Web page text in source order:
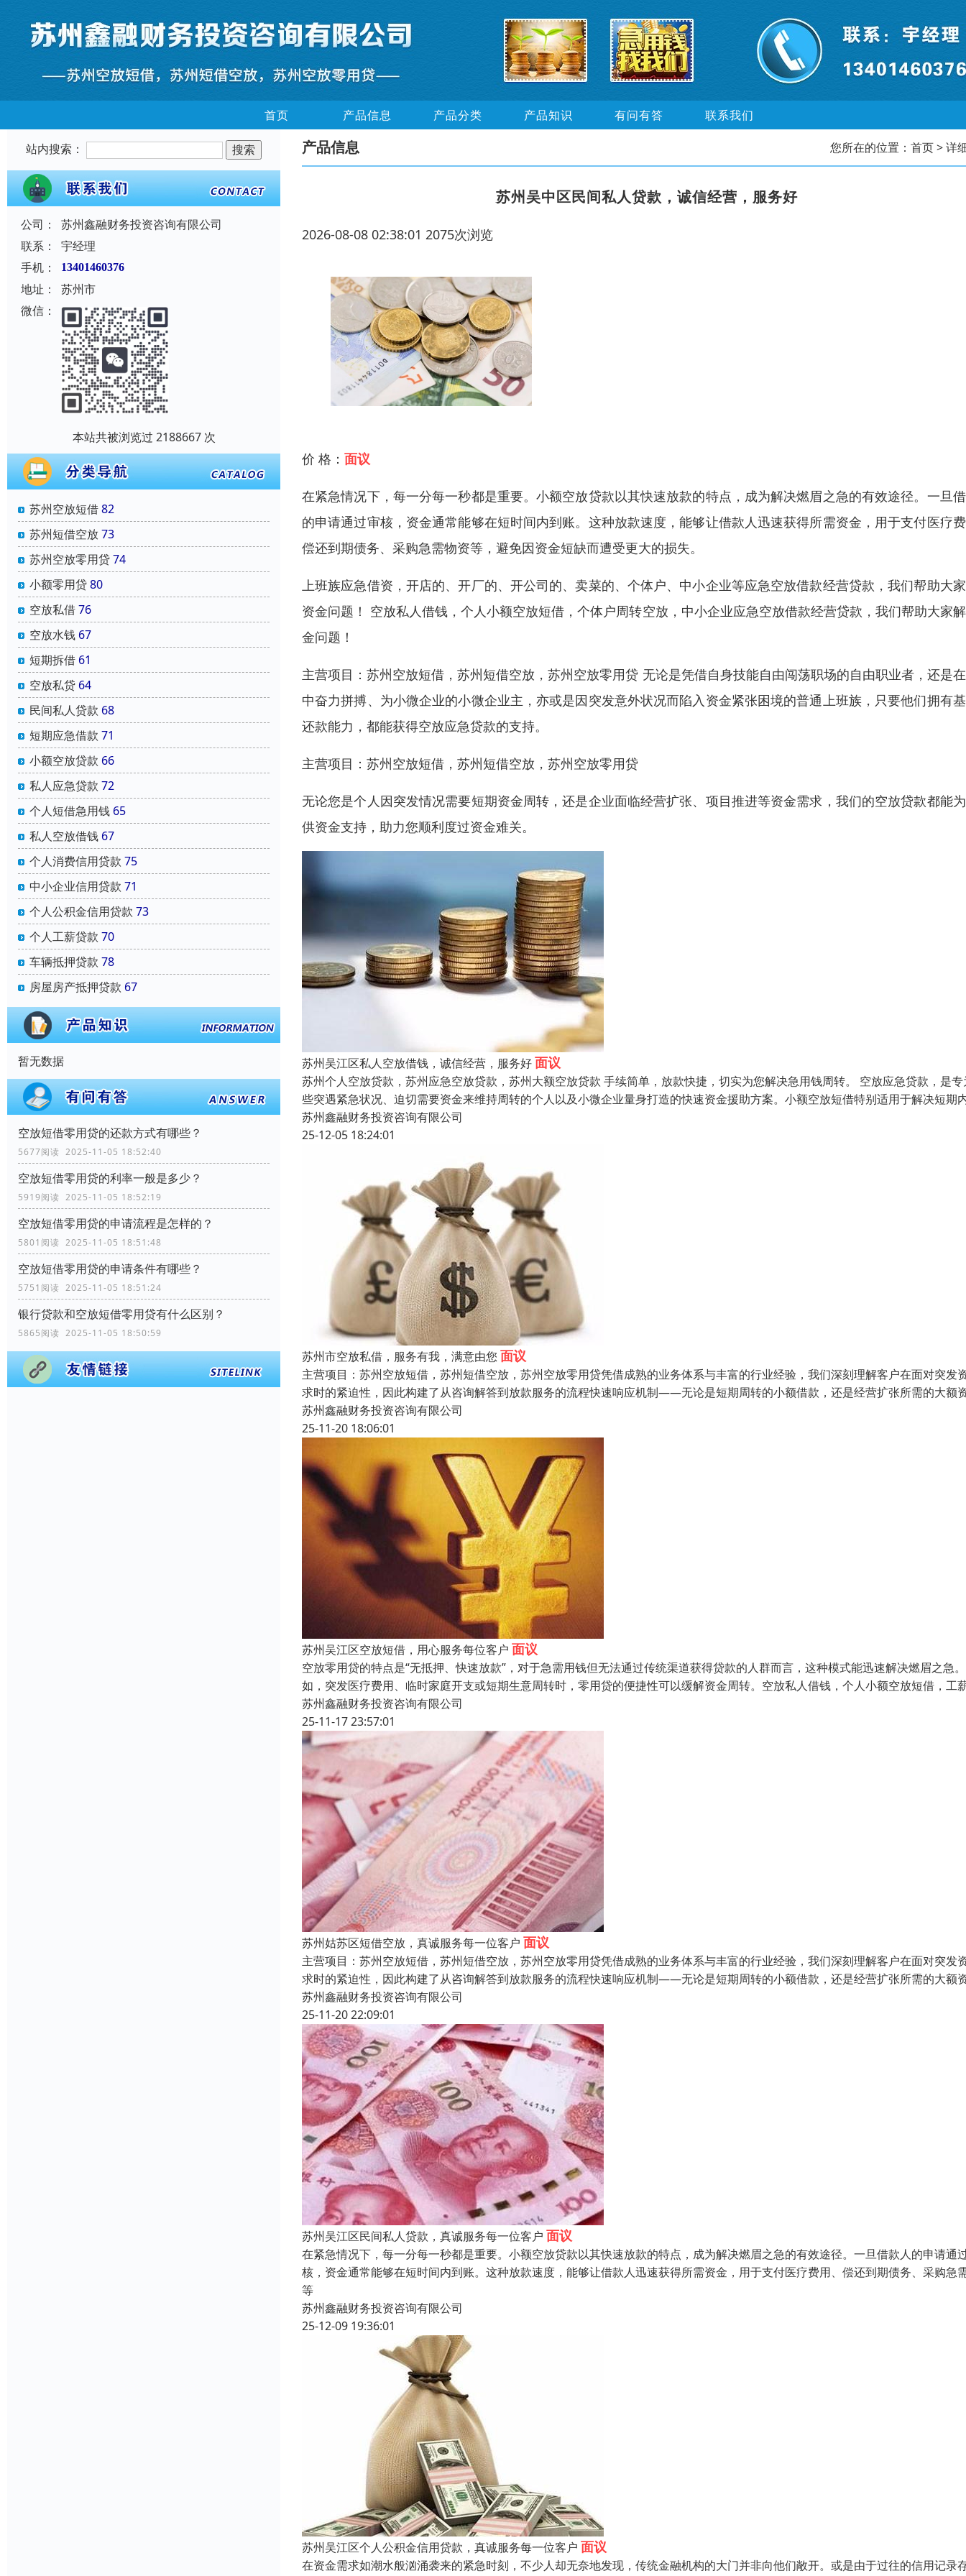
首页 产品信息 产品分类 产品知识 有问有答 联系我们
站内搜索：
公司：
苏州鑫融财务投资咨询有限公司
联系：
宇经理
手机：
13401460376
地址：
苏州市
微信：
本站共被浏览过 2188667 次
苏州空放短借82
苏州短借空放73
苏州空放零用贷74
小额零用贷80
空放私借76
空放水钱 67
短期拆借 61
空放私贷 64
民间私人贷款 68
短期应急借款 71
小额空放贷款 66
私人应急贷款 72
个人短借急用钱 65
私人空放借钱 67
个人消费信用贷款 75
中小企业信用贷款 71
个人公积金信用贷款 73
个人工薪贷款 70
车辆抵押贷款 78
房屋房产抵押贷款 67
暂无数据
空放短借零用贷的还款方式有哪些？
5677阅读 2025-11-05 18:52:40
空放短借零用贷的利率一般是多少？
5919阅读 2025-11-05 18:52:19
空放短借零用贷的申请流程是怎样的？
5801阅读 2025-11-05 18:51:48
空放短借零用贷的申请条件有哪些？
5751阅读 2025-11-05 18:51:24
银行贷款和空放短借零用贷有什么区别？
5865阅读 2025-11-05 18:50:59
产品信息 您所在的位置： 首页> 详
苏州吴中区民间私人贷款，诚信经营，服务好
2026-08-08 02:38:01 2075次浏览
价 格： 面议
在紧急情况下，每一分每一秒都是重要。小额空放贷款以其快速放款的特点，成为解决燃眉之急的有效途径。一旦
的申请通过审核，资金通常能够在短时间内到账。这种放款速度，能够让借款人迅速获得所需资金，用于支付医疗
偿还到期债务、采购急需物资等，避免因资金短缺而遭受更大的损失。
上班族应急借资，开店的、开厂的、开公司的、卖菜的、个体户、中小企业等应急空放借款经营贷款，我们帮助大
资金问题！ 空放私人借钱，个人小额空放短借，个体户周转空放，中小企业应急空放借款经营贷款，我们帮助大家
金问题！
主营项目：苏州空放短借，苏州短借空放，苏州空放零用贷 无论是凭借自身技能自由闯荡职场的自由职业者，还是
中奋力拼搏、为小微企业的小微企业主，亦或是因突发意外状况而陷入资金紧张困境的普通上班族，只要他们拥有
还款能力，都能获得空放应急贷款的支持。
主营项目：苏州空放短借，苏州短借空放，苏州空放零用贷
无论您是个人因突发情况需要短期资金周转，还是企业面临经营扩张、项目推进等资金需求，我们的空放贷款都能
供资金支持，助力您顺利度过资金难关。
苏州吴江区私人空放借钱，诚信经营，服务好面议
苏州个人空放贷款，苏州应急空放贷款，苏州大额空放贷款 手续简单，放款快捷，切实为您解决急用钱周转。 空放应急贷款，是
些突遇紧急状况、迫切需要资金来维持周转的个人以及小微企业量身打造的快速资金援助方案。小额空放短借特别适用于解决短期
苏州鑫融财务投资咨询有限公司
25-12-05 18:24:01
苏州市空放私借，服务有我，满意由您 面议
主营项目：苏州空放短借，苏州短借空放，苏州空放零用贷凭借成熟的业务体系与丰富的行业经验，我们深刻理解客户在面对突发
求时的紧迫性，因此构建了从咨询解答到放款服务的流程快速响应机制——无论是短期周转的小额借款，还是经营扩张所需的大额
苏州鑫融财务投资咨询有限公司
25-11-20 18:06:01
苏州吴江区空放短借，用心服务每位客户 面议
空放零用贷的特点是“无抵押、快速放款”，对于急需用钱但无法通过传统渠道获得贷款的人群而言，这种模式能迅速解决燃眉之急
如，突发医疗费用、临时家庭开支或短期生意周转时，零用贷的便捷性可以缓解资金周转。空放私人借钱，个人小额空放短借，工
苏州鑫融财务投资咨询有限公司
25-11-17 23:57:01
苏州姑苏区短借空放，真诚服务每一位客户 面议
主营项目：苏州空放短借，苏州短借空放，苏州空放零用贷凭借成熟的业务体系与丰富的行业经验，我们深刻理解客户在面对突发
求时的紧迫性，因此构建了从咨询解答到放款服务的流程快速响应机制——无论是短期周转的小额借款，还是经营扩张所需的大额
苏州鑫融财务投资咨询有限公司
25-11-20 22:09:01
苏州吴江区民间私人贷款，真诚服务每一位客户 面议
在紧急情况下，每一分每一秒都是重要。小额空放贷款以其快速放款的特点，成为解决燃眉之急的有效途径。一旦借款人的申请通
核，资金通常能够在短时间内到账。这种放款速度，能够让借款人迅速获得所需资金，用于支付医疗费用、偿还到期债务、采购急
等
苏州鑫融财务投资咨询有限公司
25-12-09 19:36:01
苏州吴江区个人公积金信用贷款，真诚服务每一位客户 面议
在资金需求如潮水般汹涌袭来的紧急时刻，不少人却无奈地发现，传统金融机构的大门并非向他们敞开。或是由于过往的信用记录